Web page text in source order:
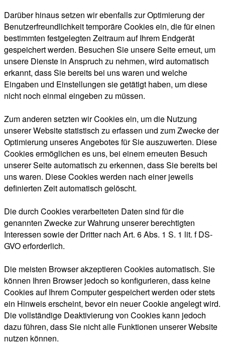
Darüber hinaus setzen wir ebenfalls zur Optimierung der
Benutzerfreundlichkeit temporäre Cookies ein, die für einen
bestimmten festgelegten Zeitraum auf Ihrem Endgerät
gespeichert werden. Besuchen Sie unsere Seite erneut, um
unsere Dienste in Anspruch zu nehmen, wird automatisch
erkannt, dass Sie bereits bei uns waren und welche
Eingaben und Einstellungen sie getätigt haben, um diese
nicht noch einmal eingeben zu müssen.
Zum anderen setzten wir Cookies ein, um die Nutzung
unserer Website statistisch zu erfassen und zum Zwecke der
Optimierung unseres Angebotes für Sie auszuwerten. Diese
Cookies ermöglichen es uns, bei einem erneuten Besuch
unserer Seite automatisch zu erkennen, dass Sie bereits bei
uns waren. Diese Cookies werden nach einer jeweils
definierten Zeit automatisch gelöscht.
Die durch Cookies verarbeiteten Daten sind für die
genannten Zwecke zur Wahrung unserer berechtigten
Interessen sowie der Dritter nach Art. 6 Abs. 1 S. 1 lit. f DS-
GVO erforderlich.
Die meisten Browser akzeptieren Cookies automatisch. Sie
können Ihren Browser jedoch so konfigurieren, dass keine
Cookies auf Ihrem Computer gespeichert werden oder stets
ein Hinweis erscheint, bevor ein neuer Cookie angelegt wird.
Die vollständige Deaktivierung von Cookies kann jedoch
dazu führen, dass Sie nicht alle Funktionen unserer Website
nutzen können.